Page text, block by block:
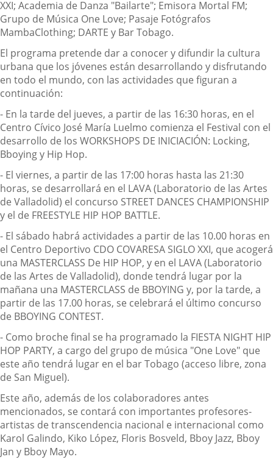
XXI; Academia de Danza "Bailarte"; Emisora Mortal FM;
Grupo de Música One Love; Pasaje Fotógrafos
MambaClothing; DARTE y Bar Tobago.
El programa pretende dar a conocer y difundir la cultura
urbana que los jóvenes están desarrollando y disfrutando
en todo el mundo, con las actividades que figuran a
continuación:
- En la tarde del jueves, a partir de las 16:30 horas, en el
Centro Cívico José María Luelmo comienza el Festival con el
desarrollo de los WORKSHOPS DE INICIACIÓN: Locking,
Bboying y Hip Hop.
- El viernes, a partir de las 17:00 horas hasta las 21:30
horas, se desarrollará en el LAVA (Laboratorio de las Artes
de Valladolid) el concurso STREET DANCES CHAMPIONSHIP
y el de FREESTYLE HIP HOP BATTLE.
- El sábado habrá actividades a partir de las 10.00 horas en
el Centro Deportivo CDO COVARESA SIGLO XXI, que acogerá
una MASTERCLASS De HIP HOP, y en el LAVA (Laboratorio
de las Artes de Valladolid), donde tendrá lugar por la
mañana una MASTERCLASS de BBOYING y, por la tarde, a
partir de las 17.00 horas, se celebrará el último concurso
de BBOYING CONTEST.
- Como broche final se ha programado la FIESTA NIGHT HIP
HOP PARTY, a cargo del grupo de música "One Love" que
este año tendrá lugar en el bar Tobago (acceso libre, zona
de San Miguel).
Este año, además de los colaboradores antes
mencionados, se contará con importantes profesores-
artistas de transcendencia nacional e internacional como
Karol Galindo, Kiko López, Floris Bosveld, Bboy Jazz, Bboy
Jan y Bboy Mayo.